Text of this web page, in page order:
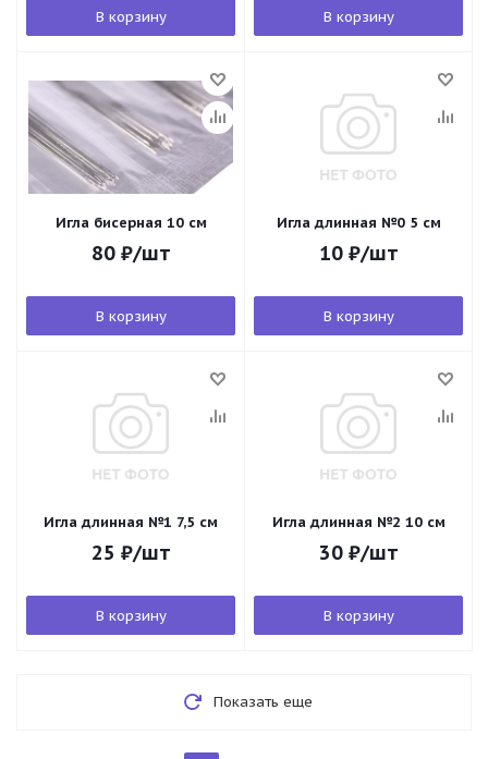
В корзину В корзину
Игла бисерная 10 см
80₽/шт
В корзину
Игла длинная №0 5 см
10₽/шт
В корзину
Игла длинная №1 7,5 см
25 ₽/шт
В корзину
Игла длинная №2 10 см
30₽/шт
В корзину
Показать еще